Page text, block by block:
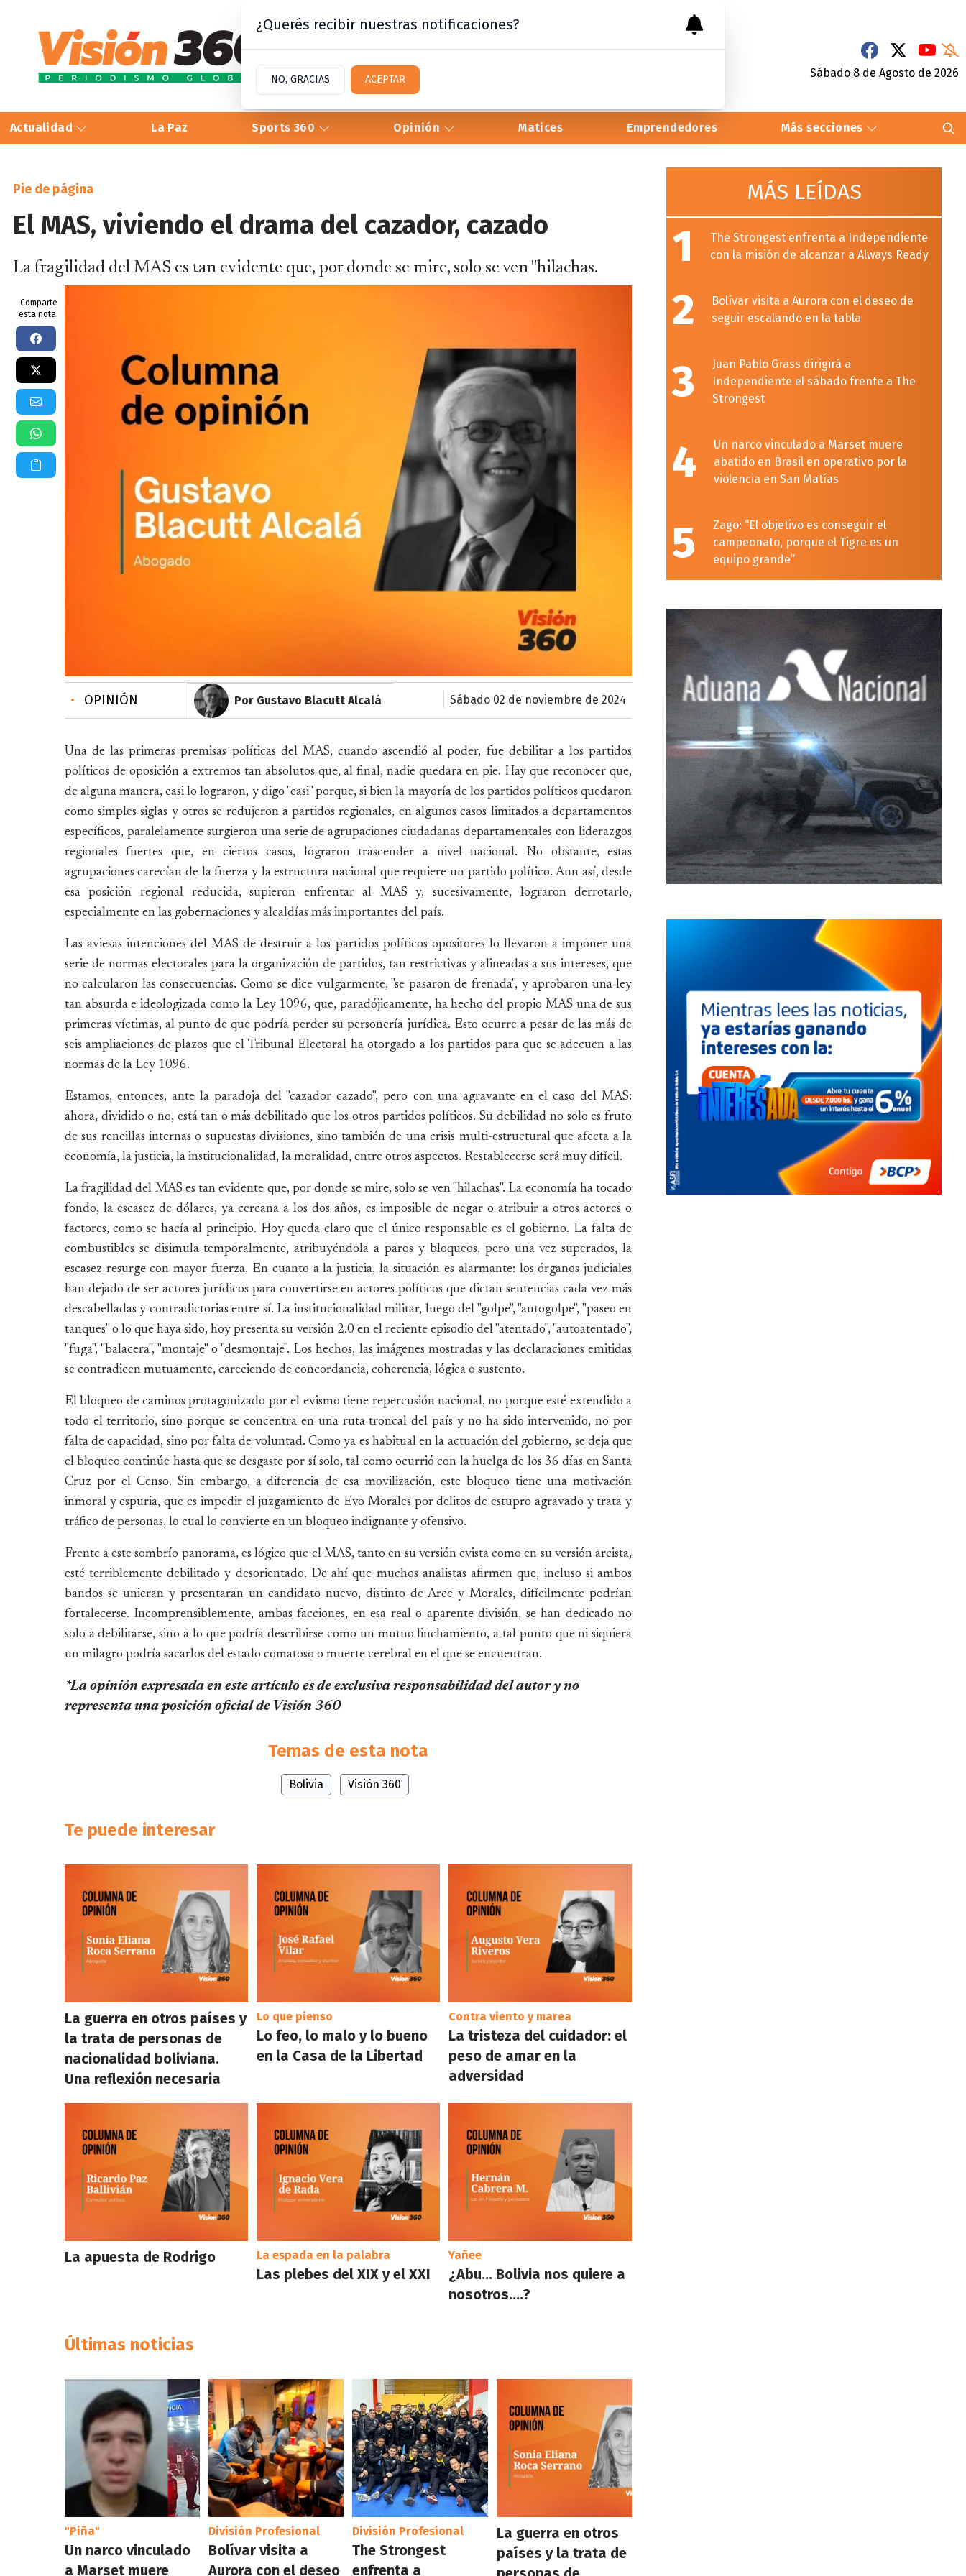
Sábado 8 de Agosto de 2026
Actualidad La Paz Sports 360 Opinión Matices Emprendedores Más secciones
Pie de página
El MAS, viviendo el drama del cazador, cazado
La fragilidad del MAS es tan evidente que, por donde se mire, solo se ven "hilachas.
Comparte
esta nota:
• OPINIÓN Por Gustavo Blacutt Alcalá sábado 02 de noviembre de 2024
Una de las primeras premisas políticas del MAS, cuando ascendió al poder, fue debilitar a los partidos
políticos de oposición a extremos tan absolutos que, al final, nadie quedara en pie. Hay que reconocer que,
de alguna manera, casi lo lograron, y digo "casi" porque, si bien la mayoría de los partidos políticos quedaron
como simples siglas y otros se redujeron a partidos regionales, en algunos casos limitados a departamentos
específicos, paralelamente surgieron una serie de agrupaciones ciudadanas departamentales con liderazgos
regionales fuertes que, en ciertos casos, lograron trascender a nivel nacional. No obstante, estas
agrupaciones carecían de la fuerza y la estructura nacional que requiere un partido político. Aun así, desde
esa posición regional reducida, supieron enfrentar al MAS y, sucesivamente, lograron derrotarlo,
especialmente en las gobernaciones y alcaldías más importantes del país.
Las aviesas intenciones del MAS de destruir a los partidos políticos opositores lo llevaron a imponer una
serie de normas electorales para la organización de partidos, tan restrictivas y alineadas a sus intereses, que
no calcularon las consecuencias. Como se dice vulgarmente, "se pasaron de frenada", y aprobaron una ley
tan absurda e ideologizada como la Ley 1096, que, paradójicamente, ha hecho del propio MAS una de sus
primeras víctimas, al punto de que podría perder su personería jurídica. Esto ocurre a pesar de las más de
seis ampliaciones de plazos que el Tribunal Electoral ha otorgado a los partidos para que se adecuen a las
normas de la Ley 1096.
Estamos, entonces, ante la paradoja del "cazador cazado", pero con una agravante en el caso del MAS:
ahora, dividido o no, está tan o más debilitado que los otros partidos políticos. Su debilidad no solo es fruto
de sus rencillas internas o supuestas divisiones, sino también de una crisis multi-estructural que afecta a la
economía, la justicia, la institucionalidad, la moralidad, entre otros aspectos. Restablecerse será muy difícil.
La fragilidad del MAS es tan evidente que, por donde se mire, solo se ven "hilachas". La economía ha tocado
fondo, la escasez de dólares, ya cercana a los dos años, es imposible de negar o atribuir a otros actores o
factores, como se hacía al principio. Hoy queda claro que el único responsable es el gobierno. La falta de
combustibles se disimula temporalmente, atribuyéndola a paros y bloqueos, pero una vez superados, la
escasez resurge con mayor fuerza. En cuanto a la justicia, la situación es alarmante: los órganos judiciales
han dejado de ser actores jurídicos para convertirse en actores políticos que dictan sentencias cada vez más
descabelladas y contradictorias entre sí. La institucionalidad militar, luego del "golpe", "autogolpe", "paseo en
tanques" o lo que haya sido, hoy presenta su versión 2.0 en el reciente episodio del "atentado", "autoatentado",
"fuga", "balacera", "montaje" o "desmontaje". Los hechos, las imágenes mostradas y las declaraciones emitidas
se contradicen mutuamente, careciendo de concordancia, coherencia, lógica o sustento.
El bloqueo de caminos protagonizado por el evismo tiene repercusión nacional, no porque esté extendido a
todo el territorio, sino porque se concentra en una ruta troncal del país y no ha sido intervenido, no por
falta de capacidad, sino por falta de voluntad. Como ya es habitual en la actuación del gobierno, se deja que
el bloqueo continúe hasta que se desgaste por sí solo, tal como ocurrió con la huelga de los 36 días en Santa
Cruz por el Censo. Sin embargo, a diferencia de esa movilización, este bloqueo tiene una motivación
inmoral y espuria, que es impedir el juzgamiento de Evo Morales por delitos de estupro agravado y trata y
tráfico de personas, lo cual lo convierte en un bloqueo indignante y ofensivo.
Frente a este sombrío panorama, es lógico que el MAS, tanto en su versión evista como en su versión arcista,
esté terriblemente debilitado y desorientado. De ahí que muchos analistas afirmen que, incluso si ambos
bandos se unieran y presentaran un candidato nuevo, distinto de Arce y Morales, difícilmente podrían
fortalecerse. Incomprensiblemente, ambas facciones, en esa real o aparente división, se han dedicado no
solo a debilitarse, sino a lo que podría describirse como un mutuo linchamiento, a tal punto que ni siquiera
un milagro podría sacarlos del estado comatoso o muerte cerebral en el que se encuentran.
*La opinión expresada en este artículo es de exclusiva responsabilidad del autor y no
representa una posición oficial de Visión 360
Temas de esta nota
Bolivia Visión 360
Te puede interesar
La guerra en otros países y
la trata de personas de
nacionalidad boliviana.
Una reflexión necesaria
Lo que pienso
Lo feo, lo malo y lo bueno
en la Casa de la Libertad
Contra viento y marea
La tristeza del cuidador: el
peso de amar en la
adversidad
La apuesta de Rodrigo La espada en la palabra
Las plebes del XIX y el XXI
Yañee
¿Abu… Bolivia nos quiere a
nosotros….?
Últimas noticias
"Piña"
Un narco vinculado
a Marset muere
División Profesional
Bolívar visita a
Aurora con el deseo
División Profesional
The Strongest
enfrenta a
La guerra en otros
países y la trata de
MÁS LEÍDAS
1
The Strongest enfrenta a Independiente
con la misión de alcanzar a Always Ready
2
Bolívar visita a Aurora con el deseo de
seguir escalando en la tabla
3
Juan Pablo Grass dirigirá a
Independiente el sábado frente a The
Strongest
4
Un narco vinculado a Marset muere
abatido en Brasil en operativo por la
violencia en San Matías
5
Zago: “El objetivo es conseguir el
campeonato, porque el Tigre es un
equipo grande”
¿Querés recibir nuestras notificaciones?
NO, GRACIAS ACEPTAR